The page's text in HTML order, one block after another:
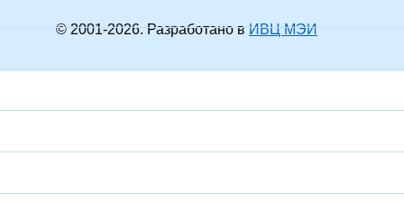
© 2001-2026. Разработано вИВЦ МЭИ